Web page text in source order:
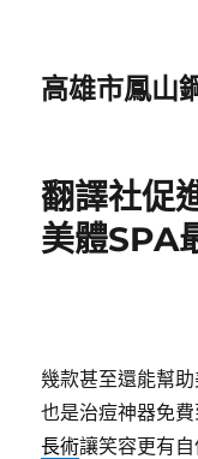
高雄市鳳山
翻譯社促
美體SPA
幾款甚至還能幫
也是治痘神器免
長術讓笑容更有